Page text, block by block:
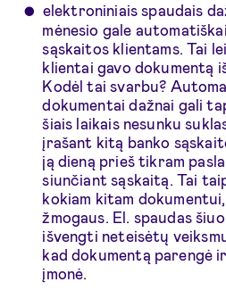
elektroniniais spaudais
mėnesio gale
sąskaitos klientams. Tai
klientai gavo dokumentą
Kodėl tai svarbu?
dokumentai dažnai gali
šiais laikais nesunku
įrašant kitą banko
ją dieną prieš tikram
siunčiant sąskaitą. Tai
kokiam kitam
žmogaus. El. spaudas
išvengti neteisėtų
kad dokumentą parengė
įmonė.